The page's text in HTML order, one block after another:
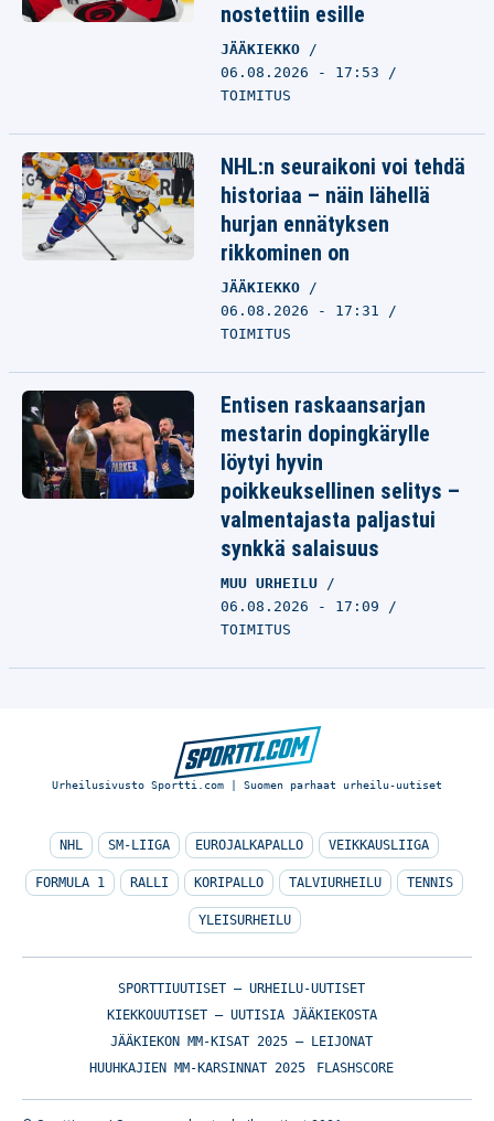
nostettiin esille
JÄÄKIEKKO
06.08.2026 - 17:53
TOIMITUS
NHL:n seuraikoni voi tehdä
historiaa – näin lähellä
hurjan ennätyksen
rikkominen on
JÄÄKIEKKO
06.08.2026 - 17:31
TOIMITUS
Entisen raskaansarjan
mestarin dopingkärylle
löytyi hyvin
poikkeuksellinen selitys –
valmentajasta paljastui
synkkä salaisuus
MUU URHEILU
06.08.2026 - 17:09
TOIMITUS
Urheilusivusto Sportti.com | Suomen parhaat urheilu-uutiset
NHL SM-LIIGA EUROJALKAPALLO VEIKKAUSLIIGA
FORMULA 1 RALLI KORIPALLO TALVIURHEILU TENNIS
YLEISURHEILU
SPORTTIUUTISET – URHEILU-UUTISET
KIEKKOUUTISET – UUTISIA JÄÄKIEKOSTA
JÄÄKIEKON MM-KISAT 2025 – LEIJONAT
HUUHKAJIEN MM-KARSINNAT 2025
FLASHSCORE